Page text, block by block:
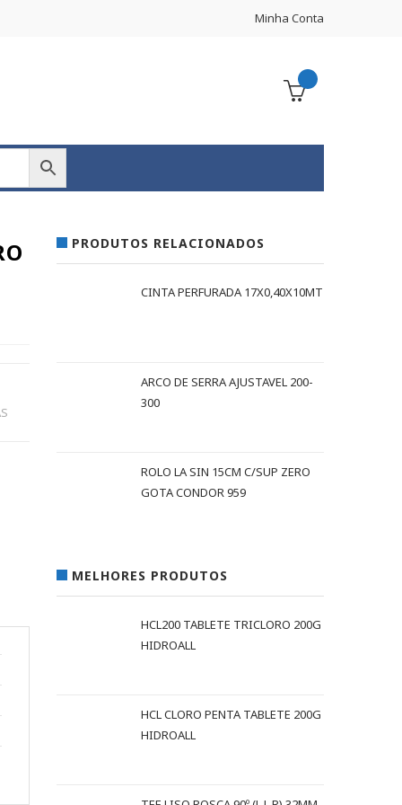
Minha Conta
PRODUTOS RELACIONADOS
CINTA PERFURADA 17X0,40X10MT
ARCO DE SERRA AJUSTAVEL 200-
300
ROLO LA SIN 15CM C/SUP ZERO
GOTA CONDOR 959
MELHORES PRODUTOS
HCL200 TABLETE TRICLORO 200G
HIDROALL
HCL CLORO PENTA TABLETE 200G
HIDROALL